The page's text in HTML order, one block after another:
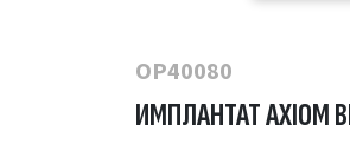
OP40080
ИМПЛАНТАТ AXIOM